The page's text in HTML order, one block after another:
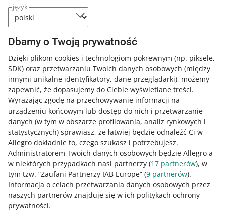
język
Dbamy o Twoją prywatność
Dzięki plikom cookies i technologiom pokrewnym (np. piksele,
SDK) oraz przetwarzaniu Twoich danych osobowych (między
innymi unikalne identyfikatory, dane przeglądarki), możemy
zapewnić, że dopasujemy do Ciebie wyświetlane treści.
Wyrażając zgodę na przechowywanie informacji na
urządzeniu końcowym lub dostęp do nich i przetwarzanie
danych (w tym w obszarze profilowania, analiz rynkowych i
statystycznych) sprawiasz, że łatwiej będzie odnaleźć Ci w
Allegro dokładnie to, czego szukasz i potrzebujesz.
Administratorem Twoich danych osobowych będzie Allegro a
w niektórych przypadkach nasi partnerzy (17 partnerów), w
tym tzw. “Zaufani Partnerzy IAB Europe” (9 partnerów).
Informacja o celach przetwarzania danych osobowych przez
naszych partnerów znajduje się w ich politykach ochrony
prywatności.
wybierze tę formę przesyłki, w ocenie sprzedaży
będzie mógł Ci dać mniej niż 5 gwiazdek za koszty
przesyłki.
Kupujący podczas przeszukiwania kategorii mogą
oferty z darmową dostawą.
Dodatkowe informacje
Używaj opcji darmowa dostawa zgodnie z jej
przeznaczeniem i od niczego jej nie uzależniaj (na
przykład od ilości zakupionego towaru).
Darmowa dostawa obowiązuje jedynie na terenie Polski.
W przypadku, gdy kupi u Ciebie ktoś z zagranicy i
wybierze taką opcję dostawy, nie musisz wysyłać
przedmiotu za darmo. Masz możliwość naliczenia
realnych kosztów wysyłki.